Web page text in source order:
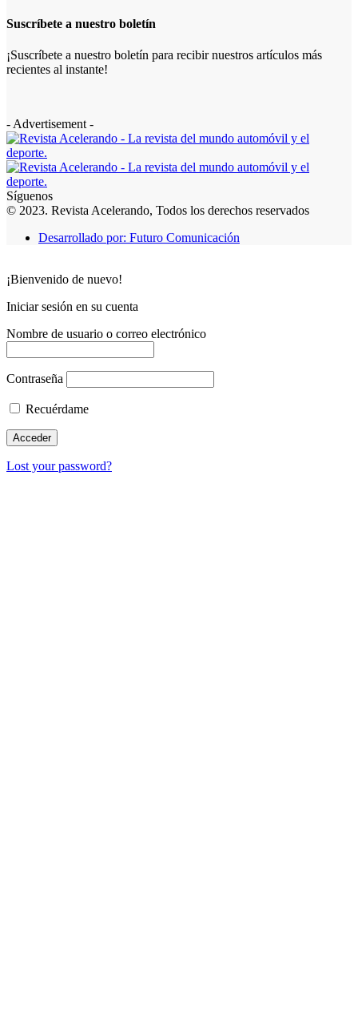
Suscríbete a nuestro boletín
¡Suscríbete a nuestro boletín para recibir nuestros artículos más
recientes al instante!
- Advertisement -
Síguenos
© 2023. Revista Acelerando, Todos los derechos reservados
Desarrollado por: Futuro Comunicación
¡Bienvenido de nuevo!
Iniciar sesión en su cuenta
Nombre de usuario o correo electrónico
Contraseña
Recuérdame
Lost your password?